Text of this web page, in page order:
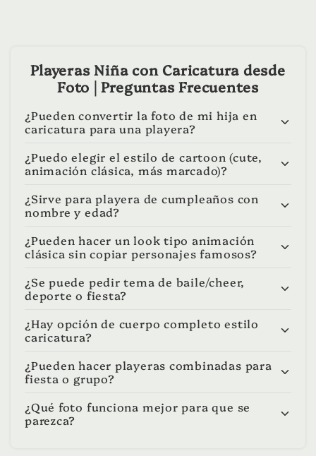
Playeras Niña con Caricatura desde
Foto | Preguntas Frecuentes
¿Pueden convertir la foto de mi hija en
caricatura para una playera?
¿Puedo elegir el estilo de cartoon (cute,
animación clásica, más marcado)?
¿Sirve para playera de cumpleaños con
nombre y edad?
¿Pueden hacer un look tipo animación
clásica sin copiar personajes famosos?
¿Se puede pedir tema de baile/cheer,
deporte o fiesta?
¿Hay opción de cuerpo completo estilo
caricatura?
¿Pueden hacer playeras combinadas para
fiesta o grupo?
¿Qué foto funciona mejor para que se
parezca?